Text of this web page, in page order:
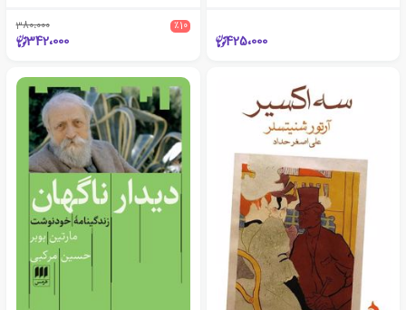
425،000
٪10 380،000
342،000